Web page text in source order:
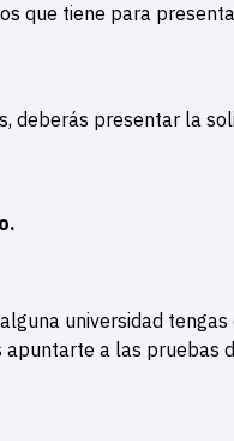
que tiene para
deberás presentar la
universidad
a las pruebas